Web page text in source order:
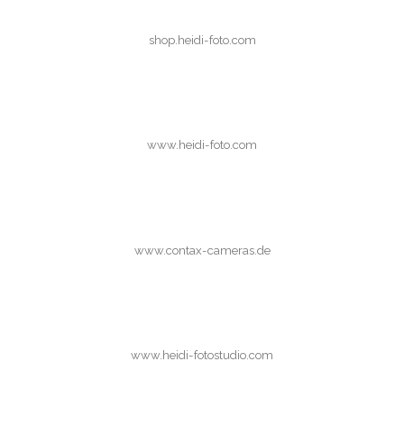
shop.heidi-foto.com
www.heidi-foto.com
www.contax-cameras.de
www.heidi-fotostudio.com